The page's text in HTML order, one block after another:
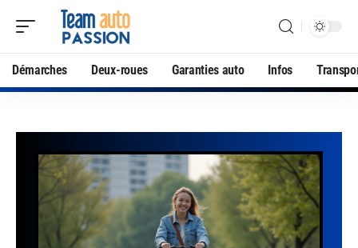
Démarches Deux-roues Garanties auto Infos